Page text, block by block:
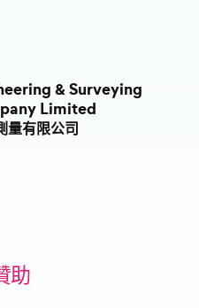
& Surveying
Limited
量有限公司
助